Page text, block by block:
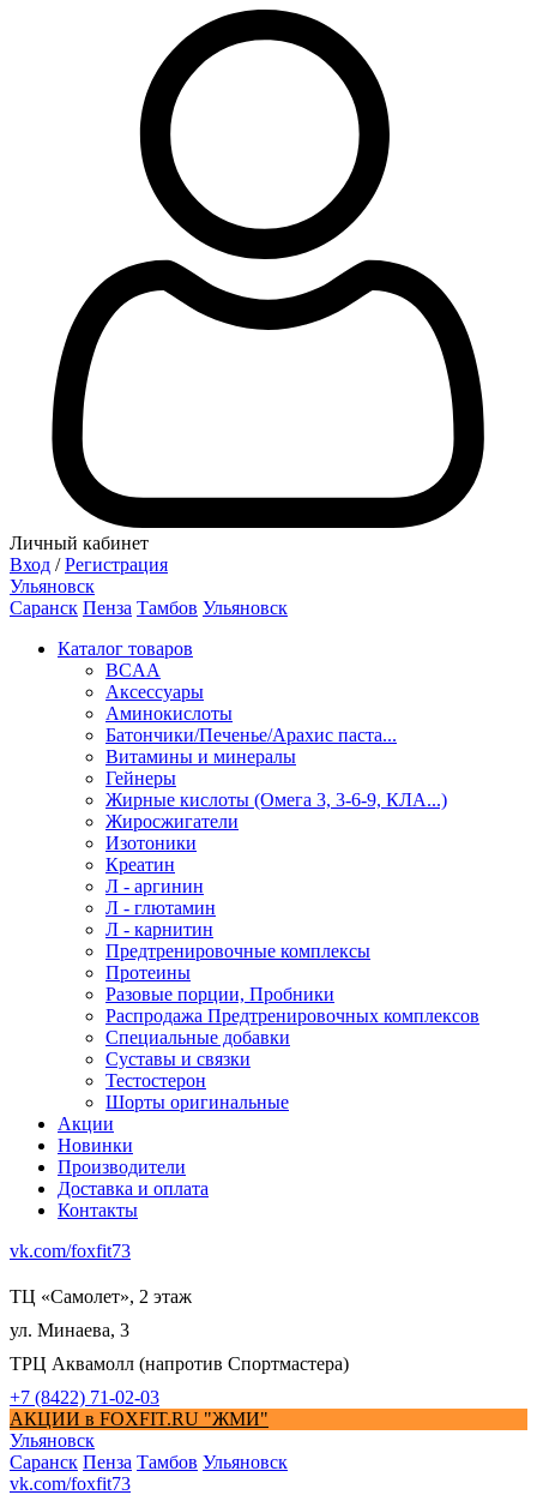
Личный кабинет
Вход / Регистрация
Ульяновск
Саранск Пенза Тамбов Ульяновск
Каталог товаров
BCAA
Аксессуары
Аминокислоты
Батончики/Печенье/Арахис паста...
Витамины и минералы
Гейнеры
Жирные кислоты (Омега 3, 3-6-9, КЛА...)
Жиросжигатели
Изотоники
Креатин
Л - аргинин
Л - глютамин
Л - карнитин
Предтренировочные комплексы
Протеины
Разовые порции, Пробники
Распродажа Предтренировочных комплексов
Специальные добавки
Суставы и связки
Тестостерон
Шорты оригинальные
Акции
Новинки
Производители
Доставка и оплата
Контакты
vk.com/foxfit73
ТЦ «Самолет», 2 этаж
ул. Минаева, 3
ТРЦ Аквамолл (напротив Спортмастера)
+7 (8422) 71-02-03
АКЦИИ в FOXFIT.RU "ЖМИ"
Ульяновск
Саранск Пенза Тамбов Ульяновск
vk.com/foxfit73